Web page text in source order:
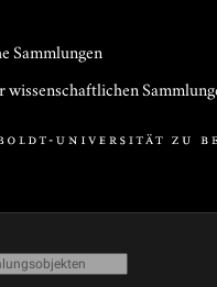
Sammlungen
wissenschaftlichen